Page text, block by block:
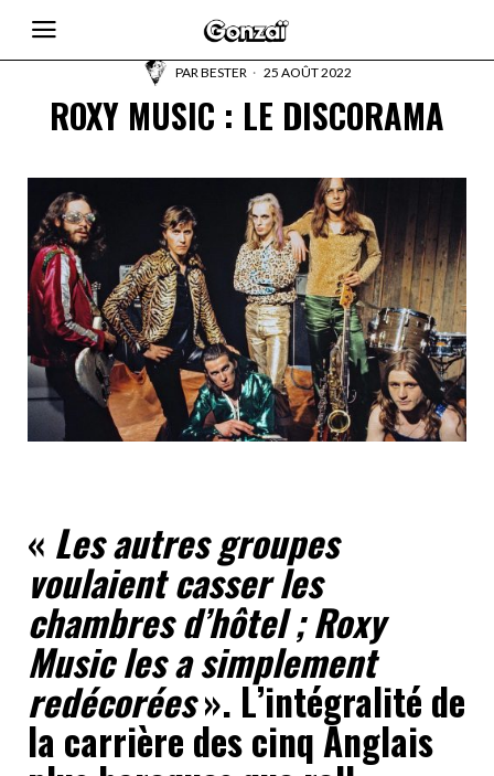
PARBESTER 25 AOÛT 2022
ROXY MUSIC : LE DISCORAMA
« Les autres groupes
voulaient casser les
chambres d’hôtel ; Roxy
Music les a simplement
redécorées». L’intégralité de
la carrière des cinq Anglais